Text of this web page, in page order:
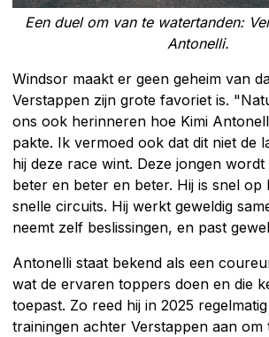
Een duel om van te watertanden:
Antonelli.
Windsor maakt er geen geheim van
Verstappen zijn grote favoriet is.
ons ook herinneren hoe Kimi
pakte. Ik vermoed ook dat dit niet de
hij deze race wint. Deze jongen
beter en beter en beter. Hij is snel op
snelle circuits. Hij werkt geweldig
neemt zelf beslissingen, en past
Antonelli staat bekend als een
wat de ervaren toppers doen en die
toepast. Zo reed hij in 2025
trainingen achter Verstappen aan om